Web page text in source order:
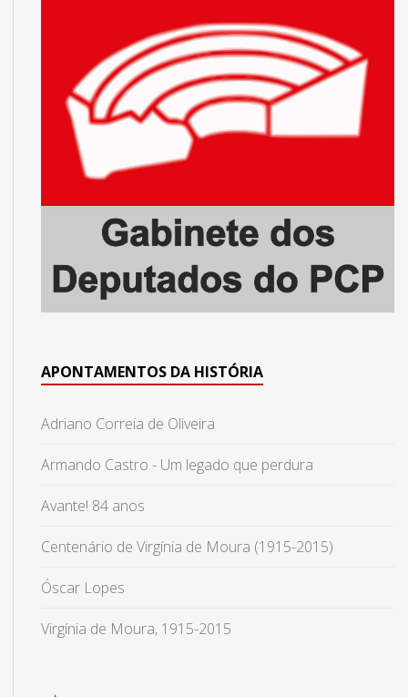
APONTAMENTOS DA HISTÓRIA
Adriano Correia de Oliveira
Armando Castro - Um legado que perdura
Avante! 84 anos
Centenário de Virgínia de Moura (1915-2015)
Óscar Lopes
Virgínia de Moura, 1915-2015